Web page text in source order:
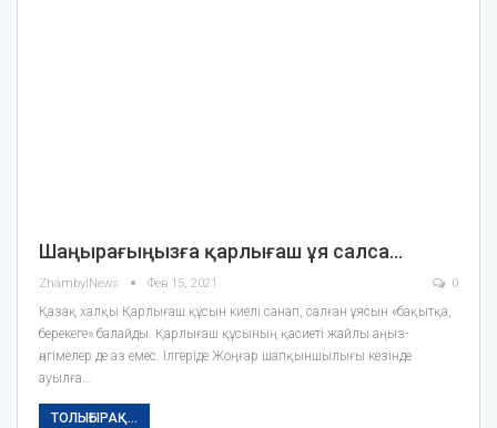
Шаңырағыңызға қарлығаш ұя салса…
ZhambylNews Фев 15, 2021 0
Қазақ халқы Қарлығаш құсын киелі санап, салған ұясын «бақытқа,
берекеге» балайды. Қарлығаш құсының қасиеті жайлы аңыз-
әңгімелер де аз емес. Ілгеріде Жоңғар шапқыншылығы кезінде
ауылға…
ТОЛЫҒЫРАҚ...